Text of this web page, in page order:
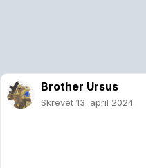
Brother Ursus
Skrevet 13. april 2024